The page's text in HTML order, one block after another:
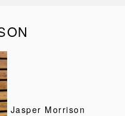
Jasper Morrison